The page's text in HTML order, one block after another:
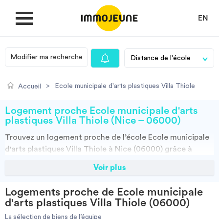
EN
MON COMPTE
Je cherche un logement
Villes
Modifier ma recherche
Accueil > Ecole municipale d'arts plastiques Villa Thiole
Logement proche Ecole municipale d'arts
plastiques Villa Thiole (Nice – 06000)
Trouvez un logement proche de l’école Ecole municipale
d'arts plastiques Villa Thiole à Nice (06000) grâce à
Découvrez nos milliers d’offres de locations proches de
résidences étudiantes, locations par particuliers, par
agences et colocations. Vous avez tous les choix.
Voir plus
Logements proche de Ecole municipale
d'arts plastiques Villa Thiole (06000)
La sélection de biens de l’équipe